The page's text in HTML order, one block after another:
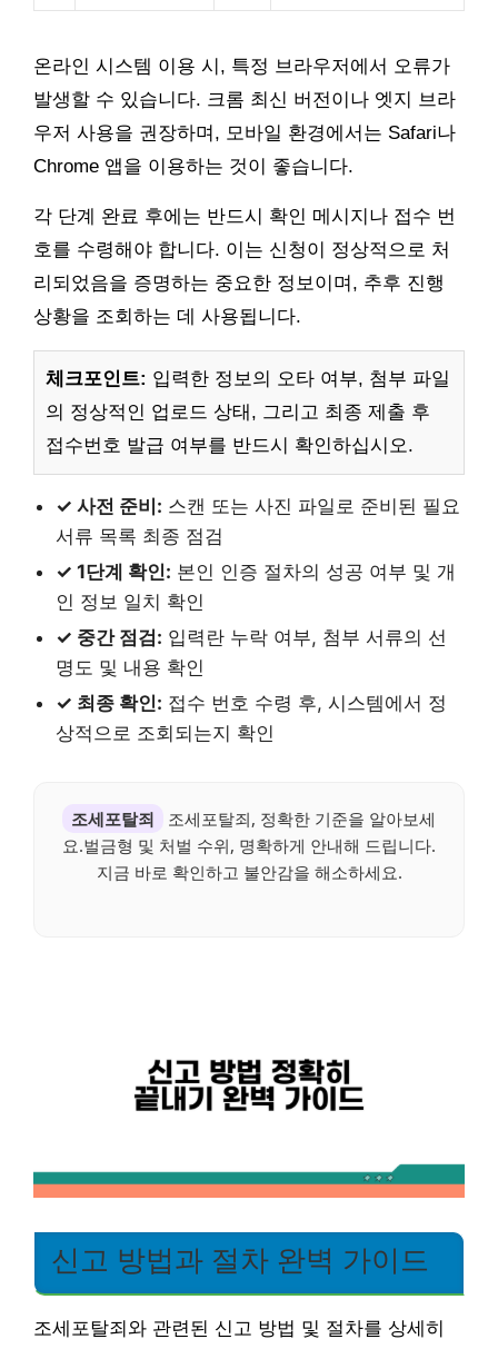
온라인 시스템 이용 시, 특정 브라우저에서 오류가
발생할 수 있습니다. 크롬 최신 버전이나 엣지 브라
우저 사용을 권장하며, 모바일 환경에서는 Safari나
Chrome 앱을 이용하는 것이 좋습니다.
각 단계 완료 후에는 반드시 확인 메시지나 접수 번
호를 수령해야 합니다. 이는 신청이 정상적으로 처
리되었음을 증명하는 중요한 정보이며, 추후 진행
상황을 조회하는 데 사용됩니다.
체크포인트: 입력한 정보의 오타 여부, 첨부 파일
의 정상적인 업로드 상태, 그리고 최종 제출 후
접수번호 발급 여부를 반드시 확인하십시오.
✓ 사전 준비: 스캔 또는 사진 파일로 준비된 필요
서류 목록 최종 점검
✓ 1단계 확인: 본인 인증 절차의 성공 여부 및 개
인 정보 일치 확인
✓ 중간 점검: 입력란 누락 여부, 첨부 서류의 선
명도 및 내용 확인
✓ 최종 확인: 접수 번호 수령 후, 시스템에서 정
상적으로 조회되는지 확인
조세포탈죄
조세포탈죄, 정확한 기준을 알아보세
요.벌금형 및 처벌 수위, 명확하게 안내해 드립니다.
지금 바로 확인하고 불안감을 해소하세요.
신고 방법과 절차 완벽 가이드
조세포탈죄와 관련된 신고 방법 및 절차를 상세히